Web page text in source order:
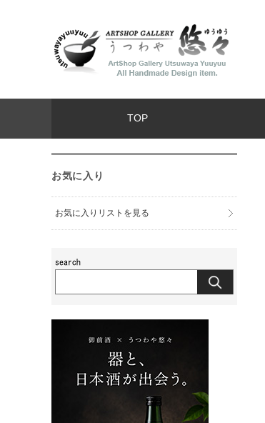
TOP
お気に入り
お気に入りリストを見る